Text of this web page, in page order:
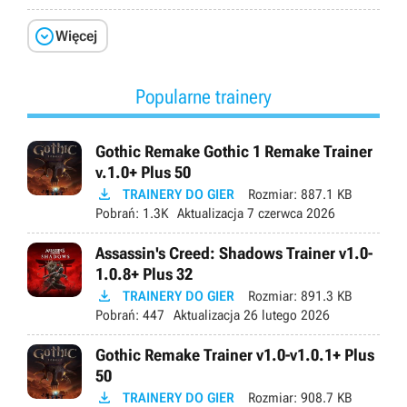
Więcej
Popularne trainery
Gothic Remake Gothic 1 Remake Trainer
v.1.0+ Plus 50
 TRAINERY DO GIER Rozmiar: 887.1 KB
Pobrań: 1.3K Aktualizacja 7 czerwca 2026
Assassin's Creed: Shadows Trainer v1.0-
1.0.8+ Plus 32
 TRAINERY DO GIER Rozmiar: 891.3 KB
Pobrań: 447 Aktualizacja 26 lutego 2026
Gothic Remake Trainer v1.0-v1.0.1+ Plus
50
 TRAINERY DO GIER Rozmiar: 908.7 KB